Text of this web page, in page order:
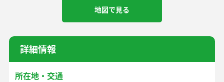
地図で見る
詳細情報
所在地・交通